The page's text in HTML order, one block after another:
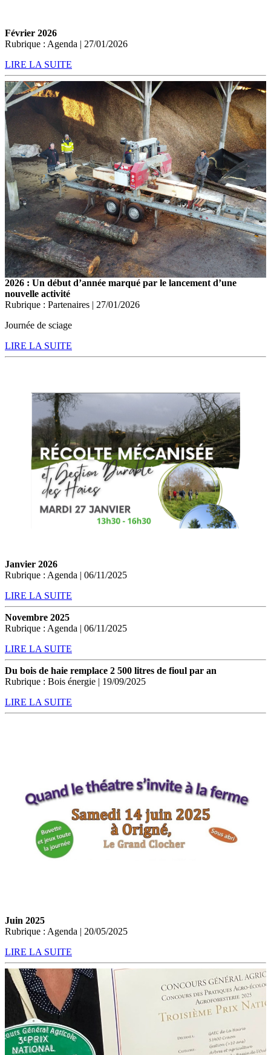
Février 2026
Rubrique : Agenda | 27/01/2026
LIRE LA SUITE
2026 : Un début d’année marqué par le lancement d’une
nouvelle activité
Rubrique : Partenaires | 27/01/2026
Journée de sciage
LIRE LA SUITE
Janvier 2026
Rubrique : Agenda | 06/11/2025
LIRE LA SUITE
Novembre 2025
Rubrique : Agenda | 06/11/2025
LIRE LA SUITE
Du bois de haie remplace 2 500 litres de fioul par an
Rubrique : Bois énergie | 19/09/2025
LIRE LA SUITE
Juin 2025
Rubrique : Agenda | 20/05/2025
LIRE LA SUITE